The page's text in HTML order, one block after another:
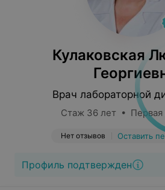
Кулаковская
Врач лабораторной
Стаж 36 лет • Первая
Нет отзывов Оставить
Профиль подтвержден